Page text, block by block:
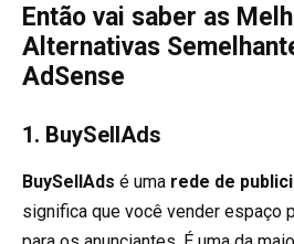
Então vai saber as
Alternativas
AdSense
1. BuySellAds
BuySellAds é uma rede de
significa que você vender espaço